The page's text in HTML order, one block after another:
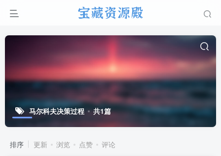
马尔科夫决策过程 共1篇
排序 更新 浏览 点赞 评论